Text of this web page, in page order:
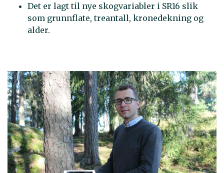
Det er lagt til nye skogvariabler i SR16 slik
som grunnflate, treantall, kronedekning og
alder.